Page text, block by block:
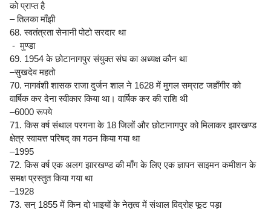
को प्राप्त है
– तिलका माँझी
68. स्वतंत्रता सेनानी पोटो सरदार था
- मुण्डा
69. 1954 के छोटानागपुर संयुक्त संघ का अध्यक्ष कौन था
–सुखदेव महतो
70. नागवंशी शासक राजा दुर्जन शाल ने 1628 में मुगल सम्राट जहाँगीर को
वार्षिक कर देना स्वीकार किया था। वार्षिक कर की राशि थी
–6000 रूपये
71. किस वर्ष संथाल परगना के 18 जिलों और छोटानागपुर को मिलाकर झारखण्ड
क्षेत्र स्वायत्त परिषद् का गठन किया गया था
–1995
72. किस वर्ष एक अलग झारखण्ड की माँग के लिए एक ज्ञापन साइमन कमीशन के
समक्ष प्रस्तुत किया गया था
–1928
73. सन् 1855 में किन दो भाइयों के नेतृत्व में संथाल विद्रोह फूट पड़ा